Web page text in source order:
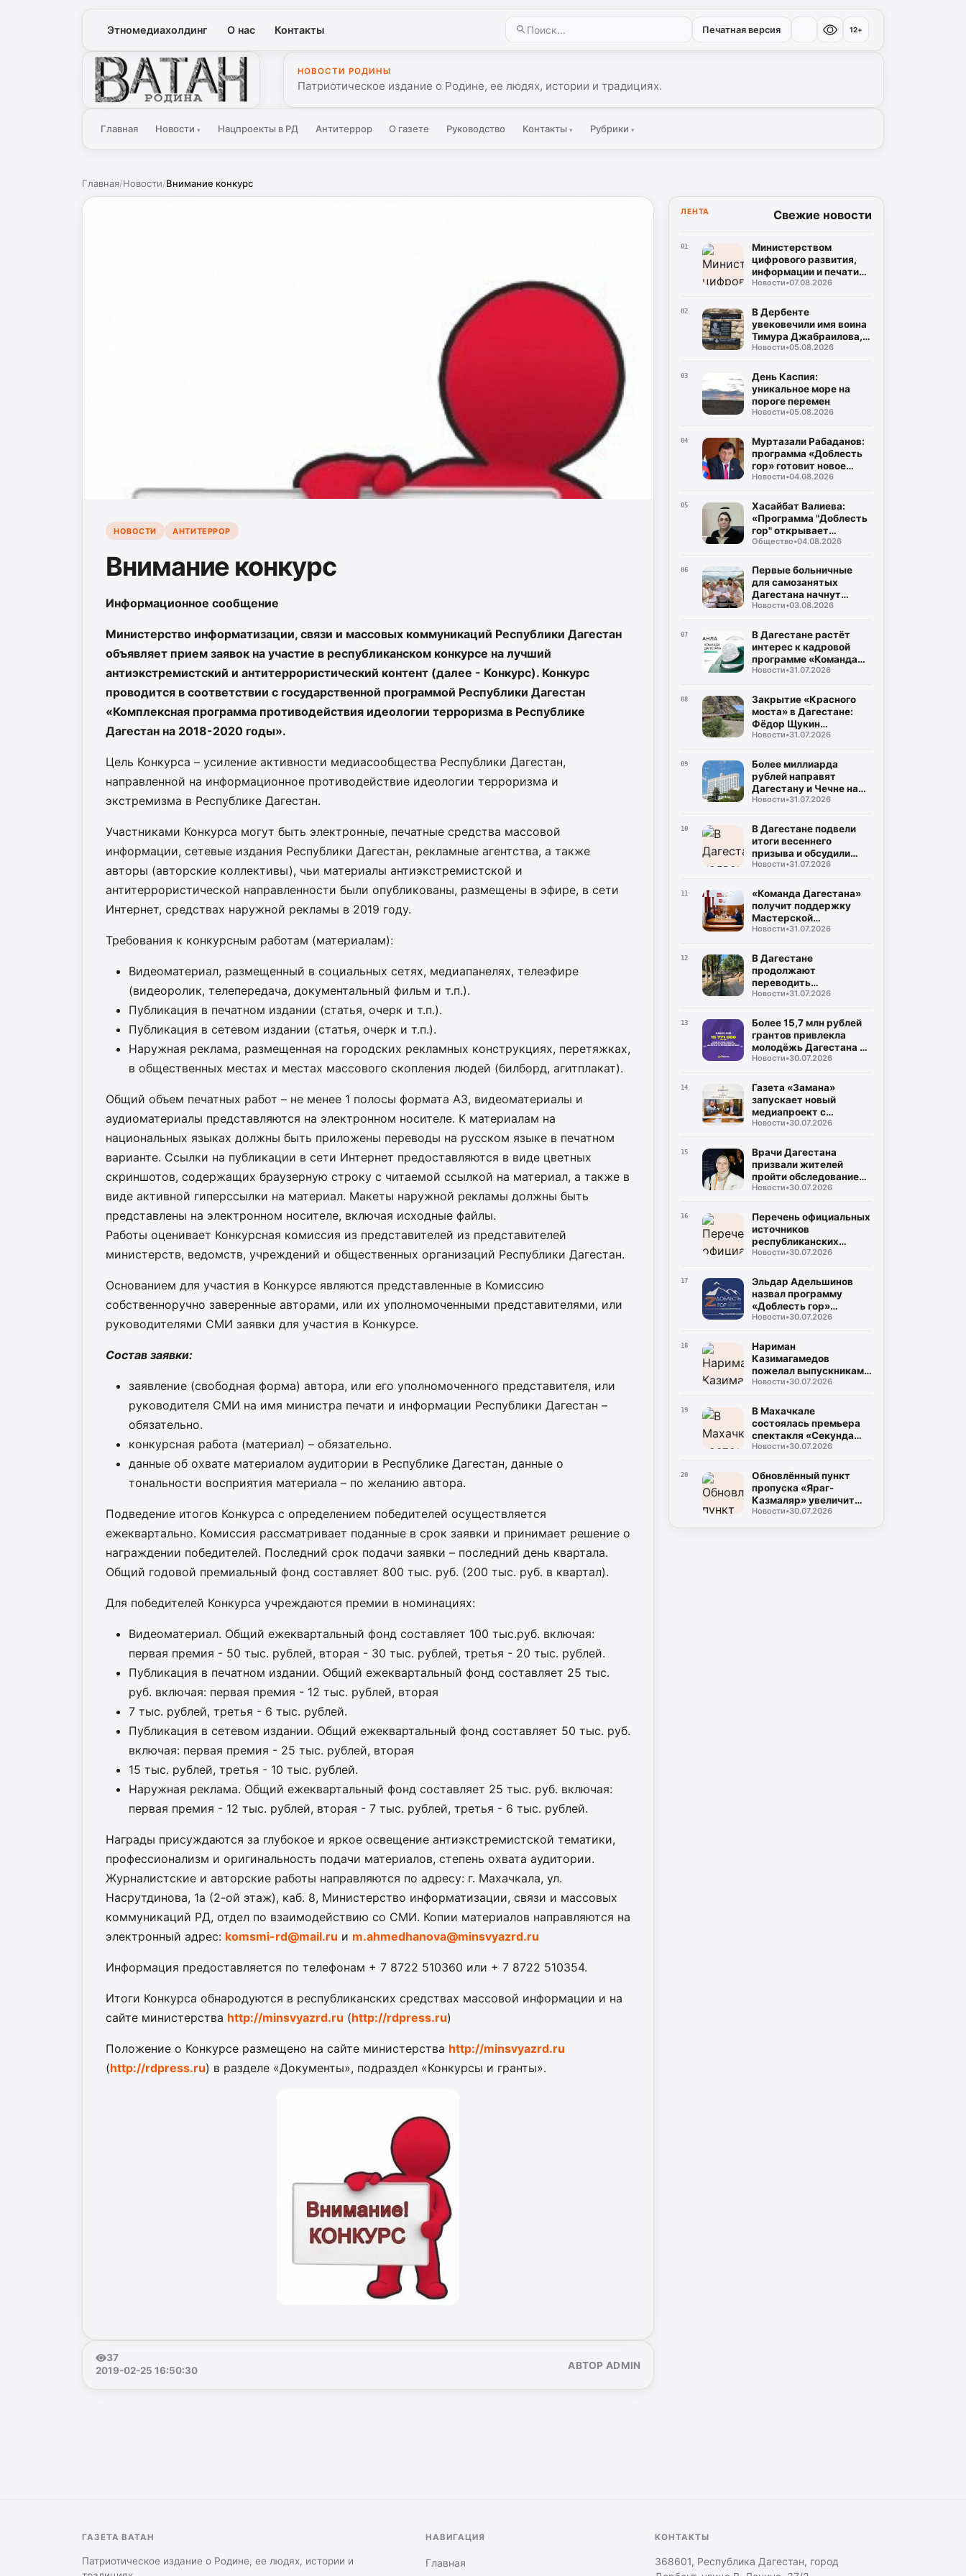
Этномедиахолдинг О нас Контакты Печатная версия 12+
Ватан
НОВОСТИ РОДИНЫ
Патриотическое издание о Родине, ее людях, истории и традициях.
Главная Новости▾ Нацпроекты в РД Антитеррор О газете Руководство Контакты ▾ Рубрики ▾
Главная/Новости/Внимание конкурс
НОВОСТИ АНТИТЕРРОР
Внимание конкурс
Информационное сообщение
Министерство информатизации, связи и массовых коммуникаций Республики Дагестан
объявляет прием заявок на участие в республиканском конкурсе на лучший
антиэкстремистский и антитеррористический контент (далее - Конкурс). Конкурс
проводится в соответствии с государственной программой Республики Дагестан
«Комплексная программа противодействия идеологии терроризма в Республике
Дагестан на 2018-2020 годы».
Цель Конкурса – усиление активности медиасообщества Республики Дагестан,
направленной на информационное противодействие идеологии терроризма и
экстремизма в Республике Дагестан.
Участниками Конкурса могут быть электронные, печатные средства массовой
информации, сетевые издания Республики Дагестан, рекламные агентства, а также
авторы (авторские коллективы), чьи материалы антиэкстремистской и
антитеррористической направленности были опубликованы, размещены в эфире, в сети
Интернет, средствах наружной рекламы в 2019 году.
Требования к конкурсным работам (материалам):
Видеоматериал, размещенный в социальных сетях, медиапанелях, телеэфире
(видеоролик, телепередача, документальный фильм и т.п.).
Публикация в печатном издании (статья, очерк и т.п.).
Публикация в сетевом издании (статья, очерк и т.п.).
Наружная реклама, размещенная на городских рекламных конструкциях, перетяжках,
в общественных местах и местах массового скопления людей (билборд, агитплакат).
Общий объем печатных работ – не менее 1 полосы формата АЗ, видеоматериалы и
аудиоматериалы представляются на электронном носителе. К материалам на
национальных языках должны быть приложены переводы на русском языке в печатном
варианте. Ссылки на публикации в сети Интернет предоставляются в виде цветных
скриншотов, содержащих браузерную строку с читаемой ссылкой на материал, а также в
виде активной гиперссылки на материал. Макеты наружной рекламы должны быть
представлены на электронном носителе, включая исходные файлы.
Работы оценивает Конкурсная комиссия из представителей из представителей
министерств, ведомств, учреждений и общественных организаций Республики Дагестан.
Основанием для участия в Конкурсе являются представленные в Комиссию
собственноручно заверенные авторами, или их уполномоченными представителями, или
руководителями СМИ заявки для участия в Конкурсе.
Состав заявки:
заявление (свободная форма) автора, или его уполномоченного представителя, или
руководителя СМИ на имя министра печати и информации Республики Дагестан –
обязательно.
конкурсная работа (материал) – обязательно.
данные об охвате материалом аудитории в Республике Дагестан, данные о
тональности восприятия материала – по желанию автора.
Подведение итогов Конкурса с определением победителей осуществляется
ежеквартально. Комиссия рассматривает поданные в срок заявки и принимает решение о
награждении победителей. Последний срок подачи заявки – последний день квартала.
Общий годовой премиальный фонд составляет 800 тыс. руб. (200 тыс. руб. в квартал).
Для победителей Конкурса учреждаются премии в номинациях:
Видеоматериал. Общий ежеквартальный фонд составляет 100 тыс.руб. включая:
первая премия - 50 тыс. рублей, вторая - 30 тыс. рублей, третья - 20 тыс. рублей.
Публикация в печатном издании. Общий ежеквартальный фонд составляет 25 тыс.
руб. включая: первая премия - 12 тыс. рублей, вторая
7 тыс. рублей, третья - 6 тыс. рублей.
Публикация в сетевом издании. Общий ежеквартальный фонд составляет 50 тыс. руб.
включая: первая премия - 25 тыс. рублей, вторая
15 тыс. рублей, третья - 10 тыс. рублей.
Наружная реклама. Общий ежеквартальный фонд составляет 25 тыс. руб. включая:
первая премия - 12 тыс. рублей, вторая - 7 тыс. рублей, третья - 6 тыс. рублей.
Награды присуждаются за глубокое и яркое освещение антиэкстремистской тематики,
профессионализм и оригинальность подачи материалов, степень охвата аудитории.
Журналистские и авторские работы направляются по адресу: г. Махачкала, ул.
Насрутдинова, 1а (2-ой этаж), каб. 8, Министерство информатизации, связи и массовых
коммуникаций РД, отдел по взаимодействию со СМИ. Копии материалов направляются на
электронный адрес: komsmi-rd@mail.ru и m.ahmedhanova@minsvyazrd.ru
Информация предоставляется по телефонам + 7 8722 510360 или + 7 8722 510354.
Итоги Конкурса обнародуются в республиканских средствах массовой информации и на
сайте министерства http://minsvyazrd.ru (http://rdpress.ru)
Положение о Конкурсе размещено на сайте министерства http://minsvyazrd.ru
(http://rdpress.ru) в разделе «Документы», подраздел «Конкурсы и гранты».
37
2019-02-25 16:50:30
АВТОР ADMIN
ЛЕНТА Свежие новости
01
Министерством
цифрового развития,
информации и печати
Республики Дагестан
созданию корпусов
национальных языков
народов Республики
Дагестан
Новости•07.08.2026
02
В Дербенте
увековечили имя воина
Тимура Джабраилова,
отдавшего жизнь за
Новости•05.08.2026
03
День Каспия:
уникальное море на
пороге перемен
Новости•05.08.2026
04
Муртазали Рабаданов:
программа «Доблесть
гор» готовит новое
поколение
Дагестана
Новости•04.08.2026
05
Хасайбат Валиева:
«Программа "Доблесть
гор" открывает
участникам СВО новые
служения Дагестану»
Общество•04.08.2026
06
Первые больничные
для самозанятых
Дагестана начнут
выплачивать уже в
Новости•03.08.2026
07
В Дагестане растёт
интерес к кадровой
программе «Команда
Дагестана»
Новости•31.07.2026
08
Закрытие «Красного
моста» в Дагестане:
Фёдор Щукин
потребовал ускорить
Новости•31.07.2026
09
Более миллиарда
рублей направят
Дагестану и Чечне на
помощь пострадавшим
Новости•31.07.2026
10
В Дагестане подвели
итоги весеннего
призыва и обсудили
набор на контрактную
Новости•31.07.2026
11
«Команда Дагестана»
получит поддержку
Мастерской
управления «Сенеж»
Новости•31.07.2026
12
В Дагестане
продолжают
переводить
газопроводы под землю
безопасности
Новости•31.07.2026
13
Более 15,7 млн рублей
грантов привлекла
молодёжь Дагестана в
2026 году
Новости•30.07.2026
14
Газета «Замана»
запускает новый
медиапроект с
участием известных
Новости•30.07.2026
15
Врачи Дагестана
призвали жителей
пройти обследование
на гепатит С во время
Новости•30.07.2026
16
Перечень официальных
источников
республиканских
средств массовой
Новости•30.07.2026
17
Эльдар Адельшинов
назвал программу
«Доблесть гор»
важным ресурсом для
Новости•30.07.2026
18
Нариман
Казимагамедов
пожелал выпускникам
программы «Доблесть
государственной
службе
Новости•30.07.2026
19
В Махачкале
состоялась премьера
спектакля «Секунда
сомнений»,
специальной военной
операции
Новости•30.07.2026
20
Обновлённый пункт
пропуска «Яраг-
Казмаляр» увеличит
грузопоток через
Новости•30.07.2026
ГАЗЕТА ВАТАН
Патриотическое издание о Родине, ее людях, истории и
НАВИГАЦИЯ
Главная
КОНТАКТЫ
368601, Республика Дагестан, город